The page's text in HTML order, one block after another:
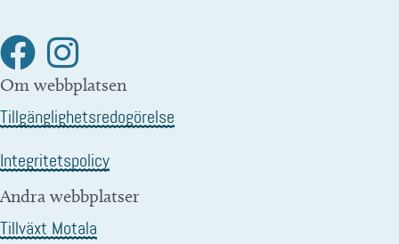
Om webbplatsen
Tillgänglighetsredogörelse
Integritetspolicy
Andra webbplatser
Tillväxt Motala